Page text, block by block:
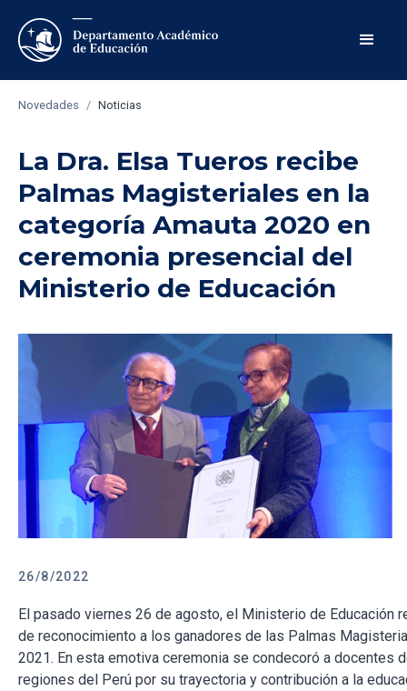
Novedades / Noticias
La Dra. Elsa Tueros recibe
Palmas Magisteriales en la
categoría Amauta 2020 en
ceremonia presencial del
Ministerio de Educación
26/8/2022
El pasado viernes 26 de agosto, el Ministerio de Educación
de reconocimiento a los ganadores de las Palmas
2021. En esta emotiva ceremonia se condecoró a docentes
regiones del Perú por su trayectoria y contribución a la